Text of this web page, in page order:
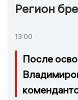
Регион
13:00
После